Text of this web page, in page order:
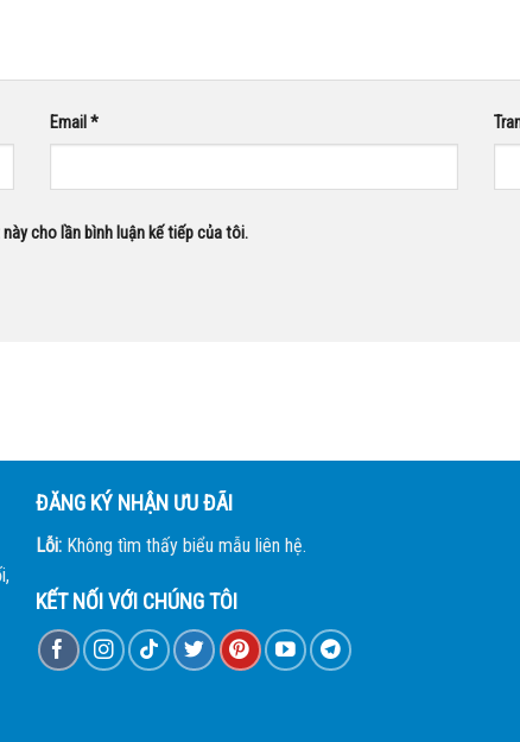
Email*
cho lần bình luận kế tiếp của tôi.
ĐĂNG KÝ NHẬN ƯU ĐÃI
Lỗi: Không tìm thấy biểu mẫu liên hệ.
KẾT NỐI VỚI CHÚNG TÔI